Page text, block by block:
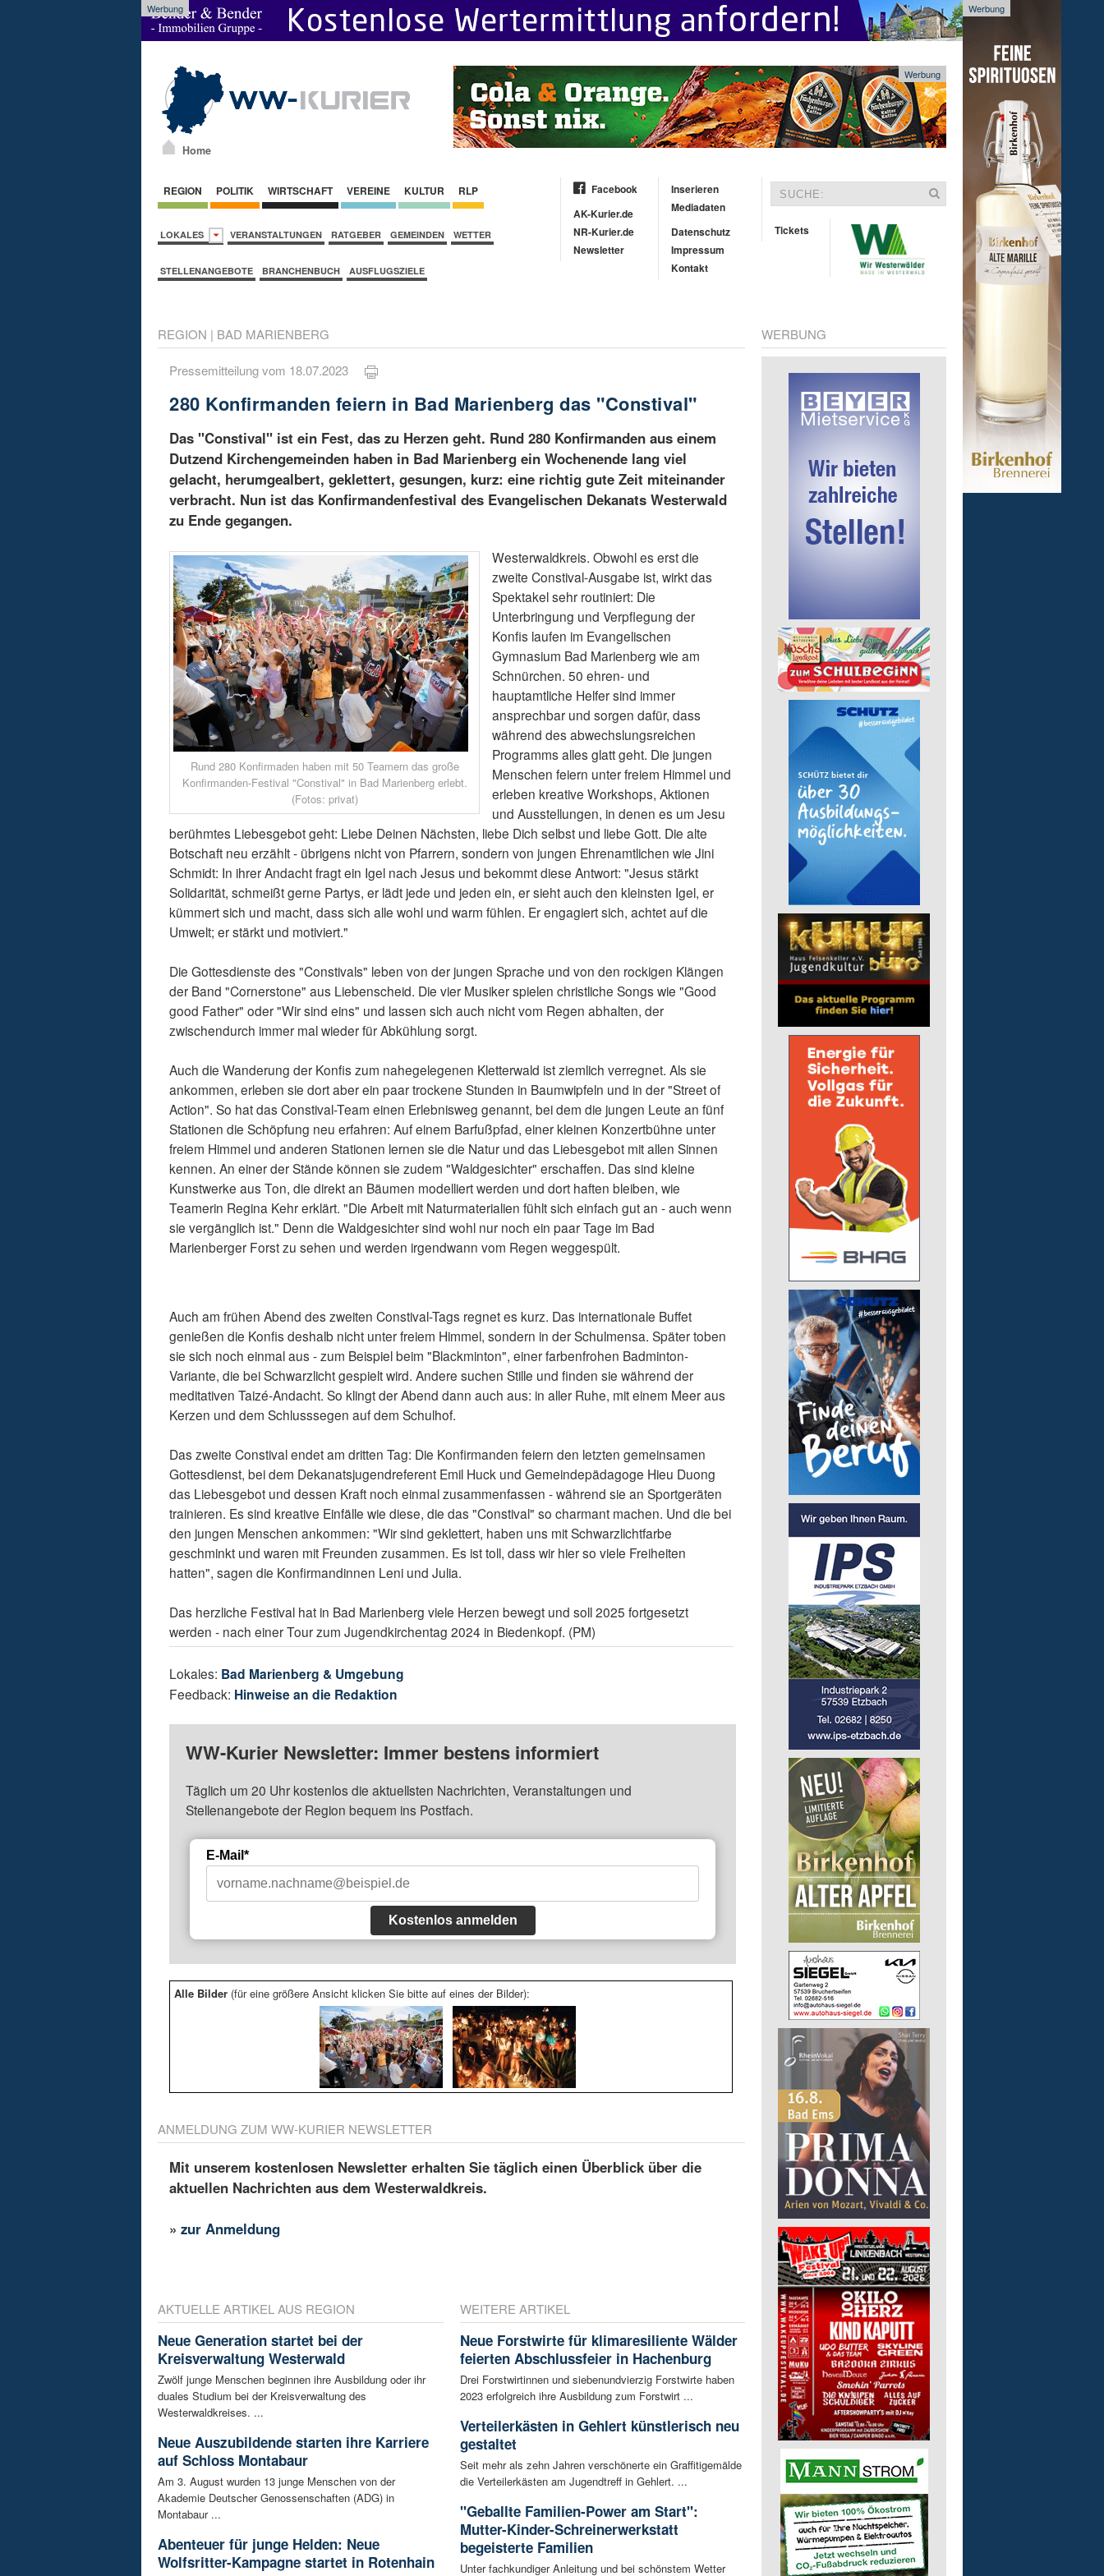
Werbung Werbung
Home
Werbung
REGION POLITIK WIRTSCHAFT VEREINE KULTUR RLP
LOKALES VERANSTALTUNGEN RATGEBER GEMEINDEN WETTER
STELLENANGEBOTE BRANCHENBUCH AUSFLUGSZIELE
Facebook
AK-Kurier.de
NR-Kurier.de
Newsletter
Inserieren
Mediadaten
Datenschutz
Impressum
Kontakt
Tickets
REGION | BAD MARIENBERG
Pressemitteilung vom 18.07.2023
280 Konfirmanden feiern in Bad Marienberg das "Constival"
Das "Constival" ist ein Fest, das zu Herzen geht. Rund 280 Konfirmanden aus einem
Dutzend Kirchengemeinden haben in Bad Marienberg ein Wochenende lang viel
gelacht, herumgealbert, geklettert, gesungen, kurz: eine richtig gute Zeit miteinander
verbracht. Nun ist das Konfirmandenfestival des Evangelischen Dekanats Westerwald
zu Ende gegangen.
Rund 280 Konfirmaden haben mit 50 Teamern das große
Konfirmanden-Festival "Constival" in Bad Marienberg erlebt.
(Fotos: privat)
Westerwaldkreis. Obwohl es erst die
zweite Constival-Ausgabe ist, wirkt das
Spektakel sehr routiniert: Die
Unterbringung und Verpflegung der
Konfis laufen im Evangelischen
Gymnasium Bad Marienberg wie am
Schnürchen. 50 ehren- und
hauptamtliche Helfer sind immer
ansprechbar und sorgen dafür, dass
während des abwechslungsreichen
Programms alles glatt geht. Die jungen
Menschen feiern unter freiem Himmel und
erleben kreative Workshops, Aktionen
und Ausstellungen, in denen es um Jesu
berühmtes Liebesgebot geht: Liebe Deinen Nächsten, liebe Dich selbst und liebe Gott. Die alte
Botschaft neu erzählt - übrigens nicht von Pfarrern, sondern von jungen Ehrenamtlichen wie Jini
Schmidt: In ihrer Andacht fragt ein Igel nach Jesus und bekommt diese Antwort: "Jesus stärkt
Solidarität, schmeißt gerne Partys, er lädt jede und jeden ein, er sieht auch den kleinsten Igel, er
kümmert sich und macht, dass sich alle wohl und warm fühlen. Er engagiert sich, achtet auf die
Umwelt; er stärkt und motiviert."
Die Gottesdienste des "Constivals" leben von der jungen Sprache und von den rockigen Klängen
der Band "Cornerstone" aus Liebenscheid. Die vier Musiker spielen christliche Songs wie "Good
good Father" oder "Wir sind eins" und lassen sich auch nicht vom Regen abhalten, der
zwischendurch immer mal wieder für Abkühlung sorgt.
Auch die Wanderung der Konfis zum nahegelegenen Kletterwald ist ziemlich verregnet. Als sie
ankommen, erleben sie dort aber ein paar trockene Stunden in Baumwipfeln und in der "Street of
Action". So hat das Constival-Team einen Erlebnisweg genannt, bei dem die jungen Leute an fünf
Stationen die Schöpfung neu erfahren: Auf einem Barfußpfad, einer kleinen Konzertbühne unter
freiem Himmel und anderen Stationen lernen sie die Natur und das Liebesgebot mit allen Sinnen
kennen. An einer der Stände können sie zudem "Waldgesichter" erschaffen. Das sind kleine
Kunstwerke aus Ton, die direkt an Bäumen modelliert werden und dort haften bleiben, wie
Teamerin Regina Kehr erklärt. "Die Arbeit mit Naturmaterialien fühlt sich einfach gut an - auch wenn
sie vergänglich ist." Denn die Waldgesichter sind wohl nur noch ein paar Tage im Bad
Marienberger Forst zu sehen und werden irgendwann vom Regen weggespült.
Auch am frühen Abend des zweiten Constival-Tags regnet es kurz. Das internationale Buffet
genießen die Konfis deshalb nicht unter freiem Himmel, sondern in der Schulmensa. Später toben
sie sich noch einmal aus - zum Beispiel beim "Blackminton", einer farbenfrohen Badminton-
Variante, die bei Schwarzlicht gespielt wird. Andere suchen Stille und finden sie während der
meditativen Taizé-Andacht. So klingt der Abend dann auch aus: in aller Ruhe, mit einem Meer aus
Kerzen und dem Schlusssegen auf dem Schulhof.
Das zweite Constival endet am dritten Tag: Die Konfirmanden feiern den letzten gemeinsamen
Gottesdienst, bei dem Dekanatsjugendreferent Emil Huck und Gemeindepädagoge Hieu Duong
das Liebesgebot und dessen Kraft noch einmal zusammenfassen - während sie an Sportgeräten
trainieren. Es sind kreative Einfälle wie diese, die das "Constival" so charmant machen. Und die bei
den jungen Menschen ankommen: "Wir sind geklettert, haben uns mit Schwarzlichtfarbe
geschminkt und waren mit Freunden zusammen. Es ist toll, dass wir hier so viele Freiheiten
hatten", sagen die Konfirmandinnen Leni und Julia.
Das herzliche Festival hat in Bad Marienberg viele Herzen bewegt und soll 2025 fortgesetzt
werden - nach einer Tour zum Jugendkirchentag 2024 in Biedenkopf. (PM)
Lokales: Bad Marienberg & Umgebung
Feedback: Hinweise an die Redaktion
WW-Kurier Newsletter: Immer bestens informiert
Täglich um 20 Uhr kostenlos die aktuellsten Nachrichten, Veranstaltungen und
Stellenangebote der Region bequem ins Postfach.
E-Mail*
Kostenlos anmelden
Alle Bilder (für eine größere Ansicht klicken Sie bitte auf eines der Bilder):
ANMELDUNG ZUM WW-KURIER NEWSLETTER
Mit unserem kostenlosen Newsletter erhalten Sie täglich einen Überblick über die
aktuellen Nachrichten aus dem Westerwaldkreis.
»zur Anmeldung
AKTUELLE ARTIKEL AUS REGION
Neue Generation startet bei der
Kreisverwaltung Westerwald
Zwölf junge Menschen beginnen ihre Ausbildung oder ihr
duales Studium bei der Kreisverwaltung des
Westerwaldkreises. ...
Neue Auszubildende starten ihre Karriere
auf Schloss Montabaur
Am 3. August wurden 13 junge Menschen von der
Akademie Deutscher Genossenschaften (ADG) in
Montabaur ...
Abenteuer für junge Helden: Neue
Wolfsritter-Kampagne startet in Rotenhain
WEITERE ARTIKEL
Neue Forstwirte für klimaresiliente Wälder
feierten Abschlussfeier in Hachenburg
Drei Forstwirtinnen und siebenundvierzig Forstwirte haben
2023 erfolgreich ihre Ausbildung zum Forstwirt ...
Verteilerkästen in Gehlert künstlerisch neu
gestaltet
Seit mehr als zehn Jahren verschönerte ein Graffitigemälde
die Verteilerkästen am Jugendtreff in Gehlert. ...
"Geballte Familien-Power am Start":
Mutter-Kinder-Schreinerwerkstatt
begeisterte Familien
Unter fachkundiger Anleitung und bei schönstem Wetter
WERBUNG